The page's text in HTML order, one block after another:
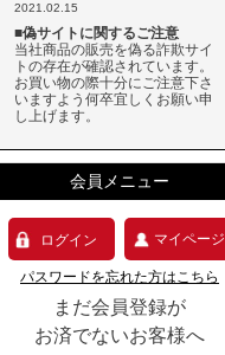
2021.02.15
■偽サイトに関するご注意
当社商品の販売を偽る詐欺サイ
トの存在が確認されています。
お買い物の際十分にご注意下さ
いますよう何卒宜しくお願い申
し上げます。
会員メニュー
ログイン マイページ
パスワードを忘れた方はこちら
まだ会員登録が
お済でないお客様へ